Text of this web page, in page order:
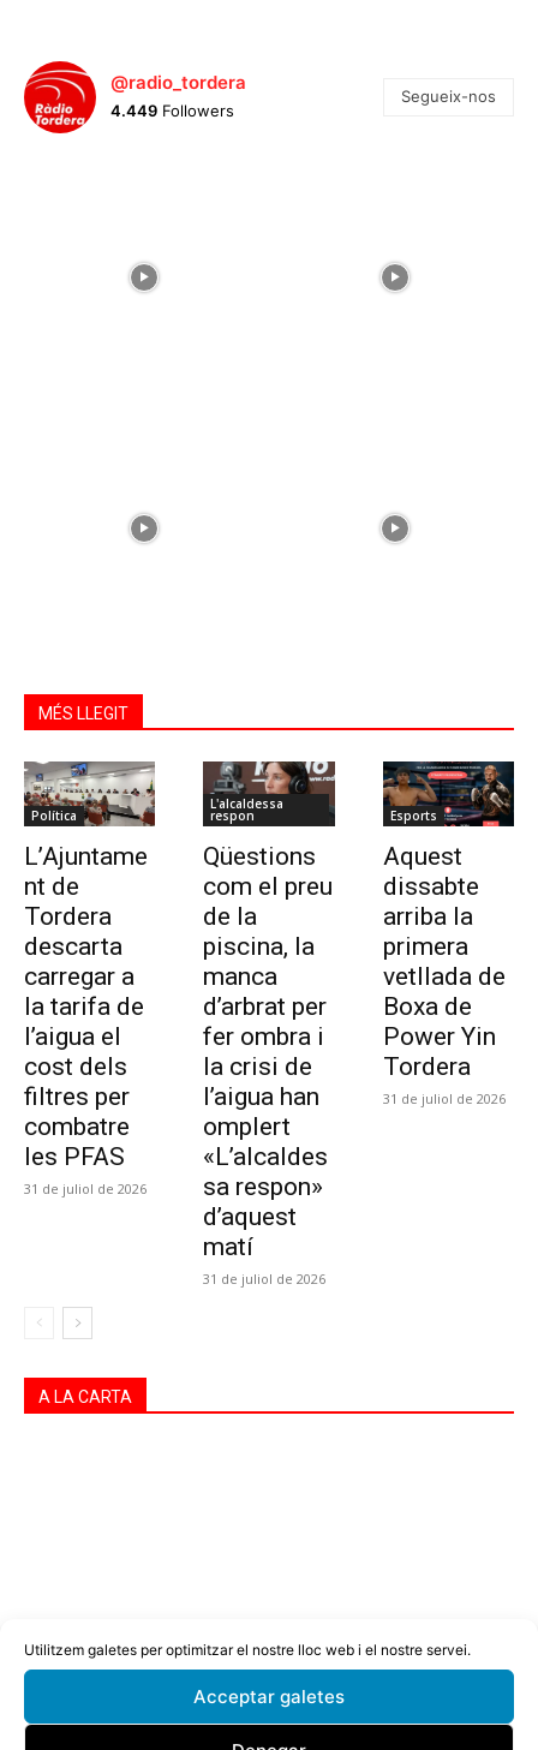
Utilitzem galetes per optimitzar el nostre lloc web i el nostre servei.
Acceptar galetes
@radio_tordera
4.449 Followers
Segueix-nos
MÉS LLEGIT
Política
L’Ajuntame
nt de
Tordera
descarta
carregar a
la tarifa de
l’aigua el
cost dels
filtres per
combatre
les PFAS
31 de juliol de 2026
L'alcaldessa
respon
Qüestions
com el preu
de la
piscina, la
manca
d’arbrat per
fer ombra i
la crisi de
l’aigua han
omplert
«L’alcaldes
sa respon»
d’aquest
matí
31 de juliol de 2026
Esports
Aquest
dissabte
arriba la
primera
vetllada de
Boxa de
Power Yin
Tordera
31 de juliol de 2026
A LA CARTA